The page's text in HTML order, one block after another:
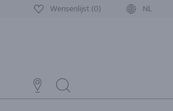
Wensenlijst (0) NL